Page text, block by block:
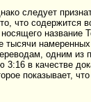
следует
что содержится
одним из
в качестве
показывает,